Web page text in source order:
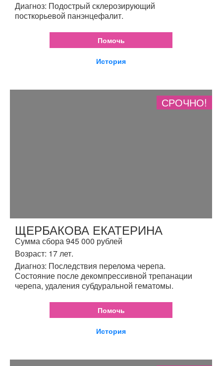
Диагноз: Подострый склерозирующий
посткорьевой панэнцефалит.
Помочь
История
СРОЧНО!
ЩЕРБАКОВА ЕКАТЕРИНА
Сумма сбора 945 000 рублей
Возраст: 17 лет.
Диагноз: Последствия перелома черепа.
Состояние после декомпрессивной трепанации
черепа, удаления субдуральной гематомы.
Помочь
История